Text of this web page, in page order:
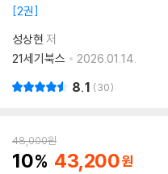
2권
성상현 저
21세기북스
2026.01.14.
8.1 30
48,000원
10 43,200